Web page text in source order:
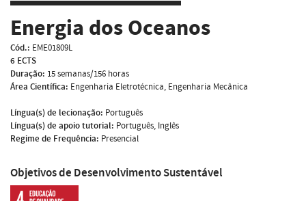
Energia dos Oceanos
Cód.: EME01809L
6 ECTS
Duração: 15 semanas/156 horas
Área Científica: Engenharia Eletrotécnica, Engenharia Mecânica
Língua(s) de lecionação: Português
Língua(s) de apoio tutorial: Português, Inglês
Regime de Frequência: Presencial
Objetivos de Desenvolvimento Sustentável